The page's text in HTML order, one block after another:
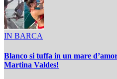
IN BARCA
Blanco si tuffa in un mare
Martina Valdes!